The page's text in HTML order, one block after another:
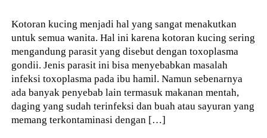
Kotoran kucing menjadi hal yang sangat menakutkan
untuk semua wanita. Hal ini karena kotoran kucing sering
mengandung parasit yang disebut dengan toxoplasma
gondii. Jenis parasit ini bisa menyebabkan masalah
infeksi toxoplasma pada ibu hamil. Namun sebenarnya
ada banyak penyebab lain termasuk makanan mentah,
daging yang sudah terinfeksi dan buah atau sayuran yang
memang terkontaminasi dengan […]